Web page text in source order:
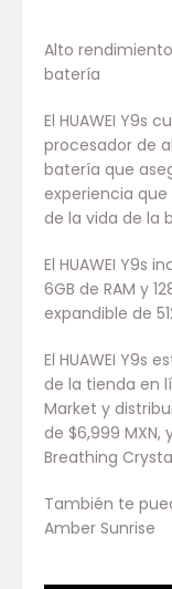
Alto
batería
El HUAWEI Y9s
procesador de
batería que
experiencia
de la vida de la
El HUAWEI Y9s
6GB de RAM y
expandible de
El HUAWEI Y9s
de la tienda en
Market y
de $6,999
Breathing
También te
Amber Sunrise